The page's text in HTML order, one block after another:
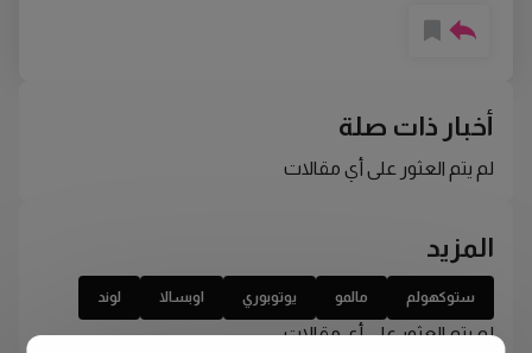
أخبار ذات صلة
لم يتم العثور على أي مقالات
المزيد
ستوكهولم مالمو يوتوبوري اوبسالا لوند
لم يتم العثور على أي مقالات